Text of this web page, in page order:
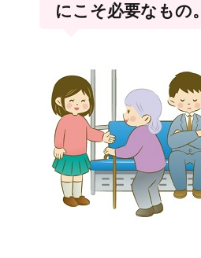
にこそ必要なもの。